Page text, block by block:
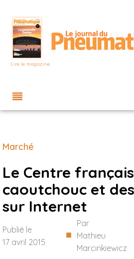
Lire le magazine
Marché
Le Centre
caoutchouc et
sur Internet
Publié le
17 avril 2015
■
Par
Mathieu
Marcinkiewicz